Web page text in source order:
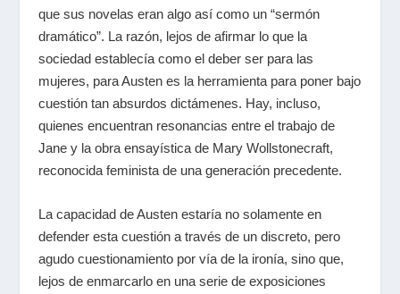
que sus novelas eran algo así como un “sermón
dramático”. La razón, lejos de afirmar lo que la
sociedad establecía como el deber ser para las
mujeres, para Austen es la herramienta para poner bajo
cuestión tan absurdos dictámenes. Hay, incluso,
quienes encuentran resonancias entre el trabajo de
Jane y la obra ensayística de Mary Wollstonecraft,
reconocida feminista de una generación precedente.
La capacidad de Austen estaría no solamente en
defender esta cuestión a través de un discreto, pero
agudo cuestionamiento por vía de la ironía, sino que,
lejos de enmarcarlo en una serie de exposiciones